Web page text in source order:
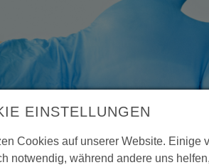
EINSTELLUNGEN
Cookies auf unserer Website. Einige
notwendig, während andere uns